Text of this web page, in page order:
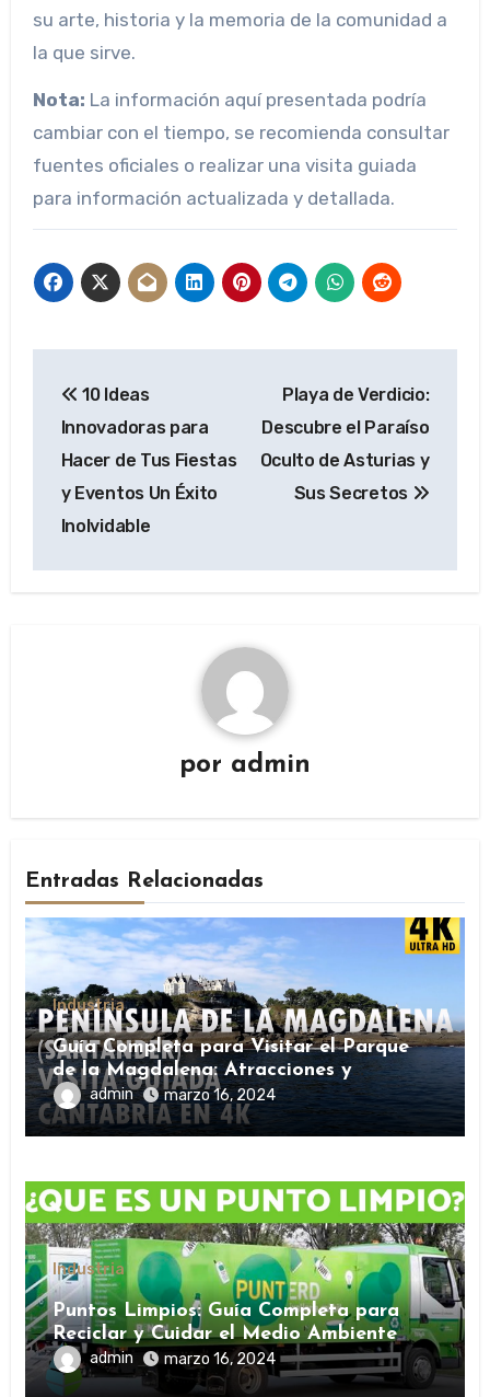
su arte, historia y la memoria de la comunidad a
la que sirve.
Nota: La información aquí presentada podría
cambiar con el tiempo, se recomienda consultar
fuentes oficiales o realizar una visita guiada
para información actualizada y detallada.
de
entradas
10 Ideas
Innovadoras para
Hacer de Tus Fiestas
y Eventos Un Éxito
Inolvidable
Playa de Verdicio:
Descubre el Paraíso
Oculto de Asturias y
Sus Secretos
por admin
Entradas Relacionadas
Industria
Guía Completa para Visitar el Parque
de la Magdalena: Atracciones y
Consejos
admin marzo 16, 2024
Industria
Puntos Limpios: Guía Completa para
Reciclar y Cuidar el Medio Ambiente
admin marzo 16, 2024